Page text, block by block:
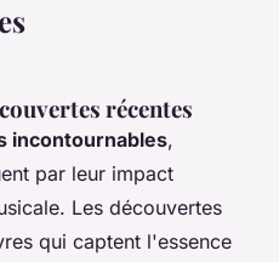
récentes
incontournables,
par leur impact
Les découvertes
qui captent l'essence